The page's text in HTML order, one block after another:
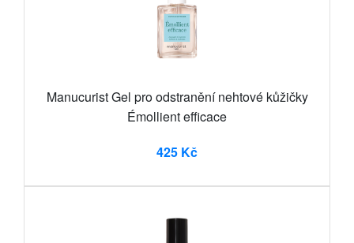
Manucurist Gel pro odstranění nehtové kůžičky
Émollient efficace
425 Kč